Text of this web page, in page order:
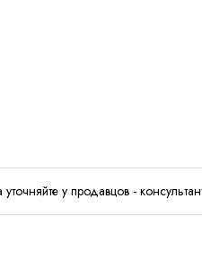
у продавцов -